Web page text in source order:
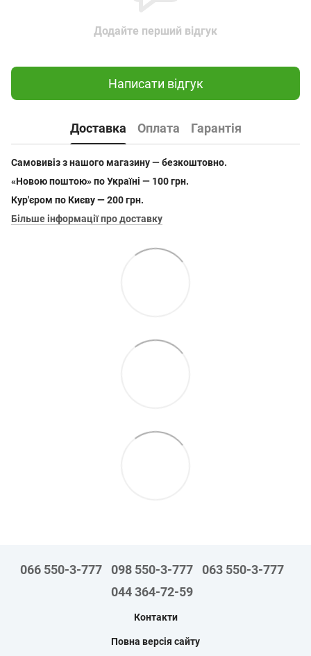
Додайте перший відгук
Написати відгук
Доставка Оплата Гарантія
Самовивіз з нашого магазину — безкоштовно.
«Новою поштою» по Україні — 100 грн.
Кур'єром по Києву — 200 грн.
Більше інформації про доставку
066 550-3-777 098 550-3-777
063 550-3-777
044 364-72-59
Контакти
Повна версія сайту